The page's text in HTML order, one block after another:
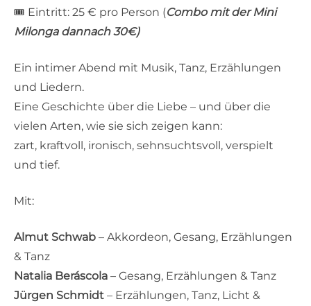
🎟 Eintritt: 25 € pro Person (Combo mit der Mini
Milonga dannach 30€)
Ein intimer Abend mit Musik, Tanz, Erzählungen
und Liedern.
Eine Geschichte über die Liebe – und über die
vielen Arten, wie sie sich zeigen kann:
zart, kraftvoll, ironisch, sehnsuchtsvoll, verspielt
und tief.
Mit:
Almut Schwab – Akkordeon, Gesang, Erzählungen
& Tanz
Natalia Beráscola – Gesang, Erzählungen & Tanz
Jürgen Schmidt – Erzählungen, Tanz, Licht &